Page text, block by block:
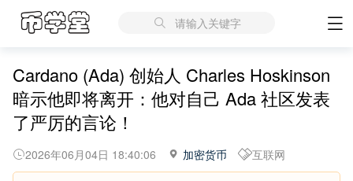
请输入关键字
Cardano (Ada) 创始人 Charles Hoskinson
暗示他即将离开：他对自己 Ada 社区发表
了严厉的言论！
2026年06月04日 18:40:06 加密货币 互联网